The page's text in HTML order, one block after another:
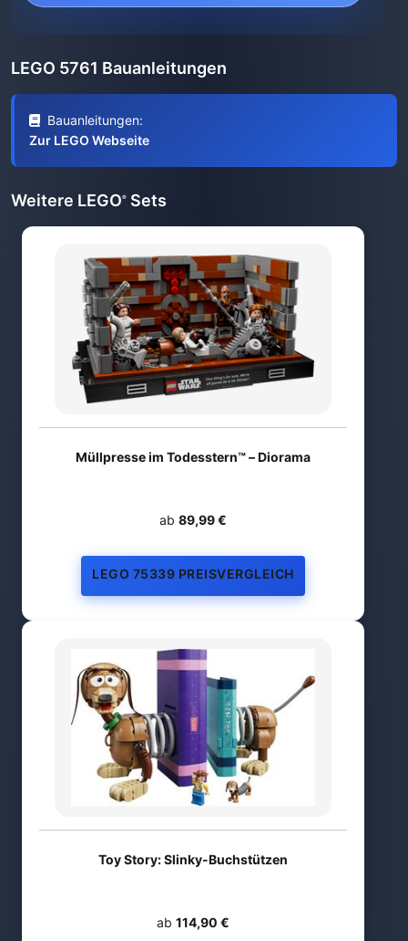
LEGO 5761 Bauanleitungen
Bauanleitungen:
Zur LEGO Webseite
Weitere LEGO® Sets
Müllpresse im Todesstern™ – Diorama
ab 89,99 €
LEGO 75339 PREISVERGLEICH
Toy Story: Slinky-Buchstützen
ab 114,90 €